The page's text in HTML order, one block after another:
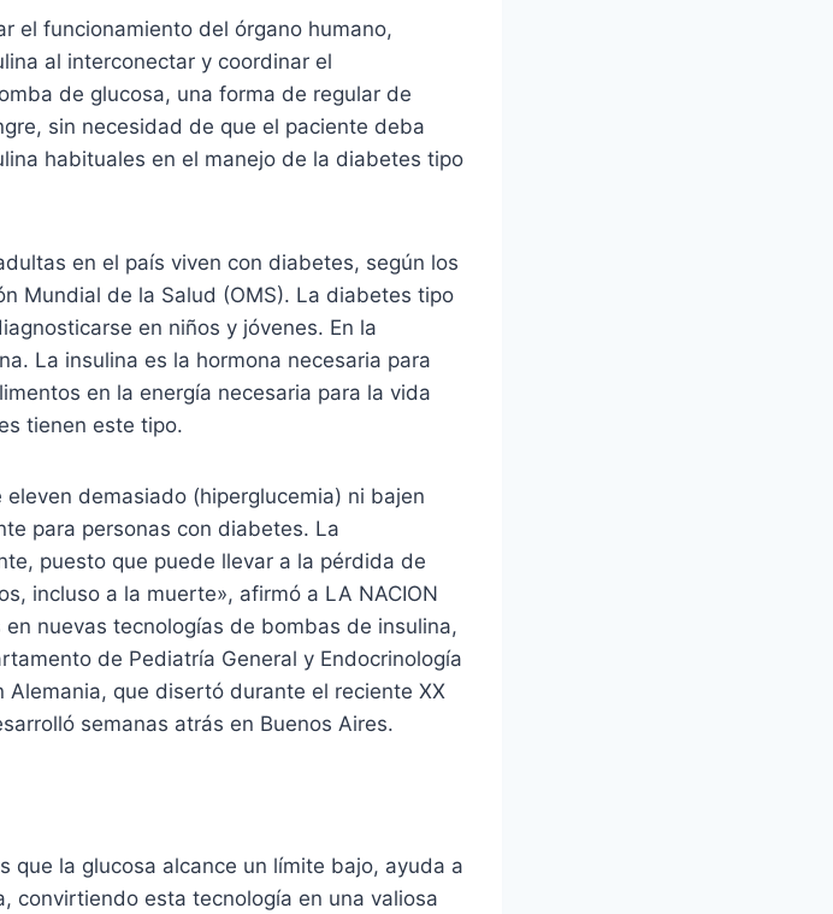
el funcionamiento del órgano humano,
al interconectar y coordinar el
de glucosa, una forma de regular de
sin necesidad de que el paciente deba
habituales en el manejo de la diabetes tipo
en el país viven con diabetes, según los
Mundial de la Salud (OMS). La diabetes tipo
en niños y jóvenes. En la
La insulina es la hormona necesaria para
en la energía necesaria para la vida
tienen este tipo.
demasiado (hiperglucemia) ni bajen
para personas con diabetes. La
puesto que puede llevar a la pérdida de
incluso a la muerte», afirmó a LA NACION
nuevas tecnologías de bombas de insulina,
de Pediatría General y Endocrinología
que disertó durante el reciente XX
semanas atrás en Buenos Aires.
que la glucosa alcance un límite bajo, ayuda a
convirtiendo esta tecnología en una valiosa